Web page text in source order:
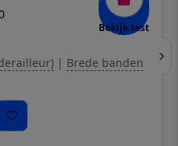
Bekijk test
| Brede banden